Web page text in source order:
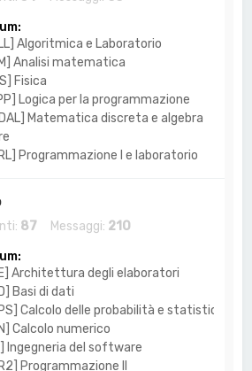
Algoritmica e Laboratorio
Analisi matematica
Fisica
Logica per la programmazione
Matematica discreta e algebra
Programmazione I e laboratorio
87 Messaggi: 210
Architettura degli elaboratori
Basi di dati
Calcolo delle probabilità e statistica
Calcolo numerico
Ingegneria del software
Programmazione II